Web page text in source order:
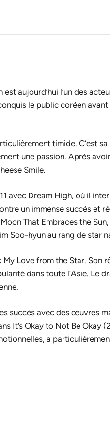
aujourd’hui l’un des
le public coréen
timide. C’est
une passion. Après
Smile.
avec Dream High, où il
un immense succès et
That Embraces the Sun
Soo-hyun au rang de star
My Love from the Star. Son
dans toute l’Asie. Le
succès avec des œuvres
It’s Okay to Not Be Okay
a